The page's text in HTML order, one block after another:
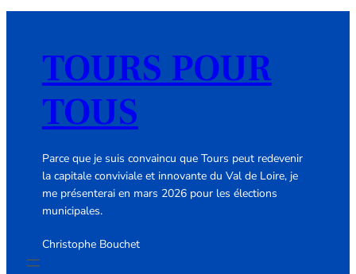
TOURS POUR
TOUS
Parce que je suis convaincu que Tours peut redevenir
la capitale conviviale et innovante du Val de Loire, je
me présenterai en mars 2026 pour les élections
municipales.
Christophe Bouchet